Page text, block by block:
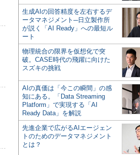
生成AIの回答精度を左右するデ
ータマネジメント─日立製作所
が説く「AI Ready」への最短ル
ート
物理統合の限界を仮想化で突
破。CASE時代の飛躍に向けた
スズキの挑戦
AIの真価は「今この瞬間」の感
知にある。「Data Streaming
Platform」で実現する「AI
Ready Data」を解説
先進企業で広がるAIエージェン
トのためのデータマネジメント
とは？